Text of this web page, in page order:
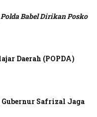
Babel Dirikan Posko
Daerah (POPDA)
Safrizal Jaga